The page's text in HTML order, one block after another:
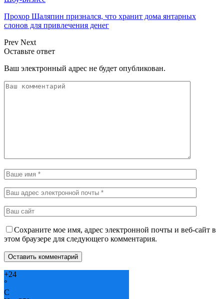
Прохор Шаляпин признался, что хранит дома янтарных
слонов для привлечения денег
Prev Next
Оставьте ответ
Ваш электронный адрес не будет опубликован.
Сохраните мое имя, адрес электронной почты и веб-сайт в
этом браузере для следующего комментария.
+24
°
C